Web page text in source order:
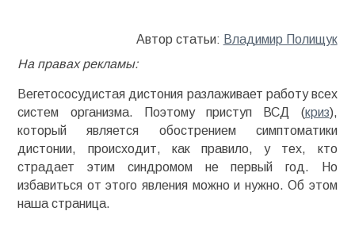
Автор статьи: Владимир Полищук
На правах рекламы:
Вегетососудистая дистония разлаживает работу всех
систем организма. Поэтому приступ ВСД (криз),
который является обострением симптоматики
дистонии, происходит, как правило, у тех, кто
страдает этим синдромом не первый год. Но
избавиться от этого явления можно и нужно. Об этом
наша страница.